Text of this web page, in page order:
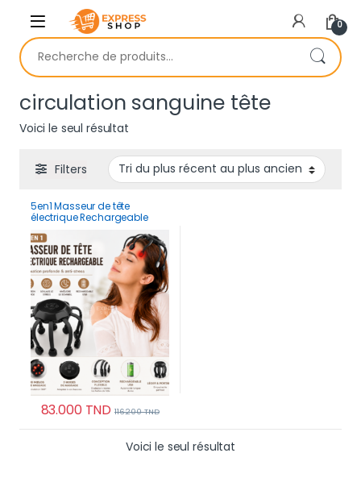
Skip to navigation
Skip to content
0
Recherche pour :
circulation sanguine tête
Voici le seul résultat
Filters
5en1 Masseur de tête
électrique Rechargeable
relaxation profonde et anti
stress
83.000TND 116.200TND
Voici le seul résultat